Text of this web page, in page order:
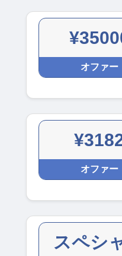
オファー
オファー
スペシ